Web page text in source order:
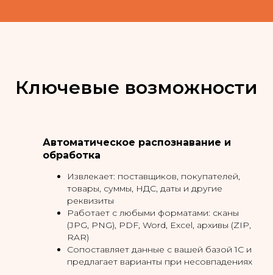
Ключевые возможности
Автоматическое распознавание и
обработка
Извлекает: поставщиков, покупателей,
товары, суммы, НДС, даты и другие
реквизиты
Работает с любыми форматами: сканы
(JPG, PNG), PDF, Word, Excel, архивы (ZIP,
RAR)
Сопоставляет данные с вашей базой 1С и
предлагает варианты при несовпадениях